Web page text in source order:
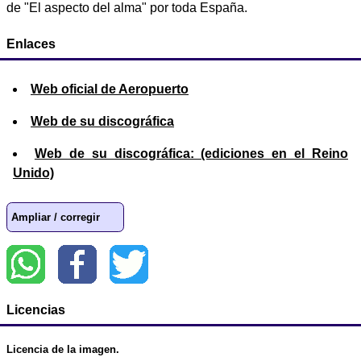
de "El aspecto del alma" por toda España.
Enlaces
Web oficial de Aeropuerto
Web de su discográfica
Web de su discográfica: (ediciones en el Reino
Unido)
Ampliar / corregir
Licencias
Licencia de la imagen.